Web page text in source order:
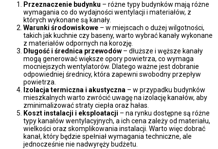
Przeznaczenie budynku – różne typy budynków mają różne
wymagania co do wydajności wentylacji i materiałów, z
których wykonane są kanały.
Warunki środowiskowe – w miejscach o dużej wilgotności,
takich jak kuchnie czy baseny, warto wybrać kanały wykonane
z materiałów odpornych na korozję.
Długość i średnica przewodów – dłuższe i węższe kanały
mogą generować większe opory powietrza, co wymaga
mocniejszych wentylatorów. Dlatego ważne jest dobranie
odpowiedniej średnicy, która zapewni swobodny przepływ
powietrza.
Izolacja termiczna i akustyczna – w przypadku budynków
mieszkalnych warto zwrócić uwagę na izolację kanałów, aby
zminimalizować straty ciepła oraz hałas.
Koszt instalacji i eksploatacji – na rynku dostępne są różne
typy kanałów wentylacyjnych, a ich cena zależy od materiału,
wielkości oraz skomplikowania instalacji. Warto więc dobrać
kanał, który będzie spełniał wymagania techniczne, ale
jednocześnie nie nadwyręży budżetu.